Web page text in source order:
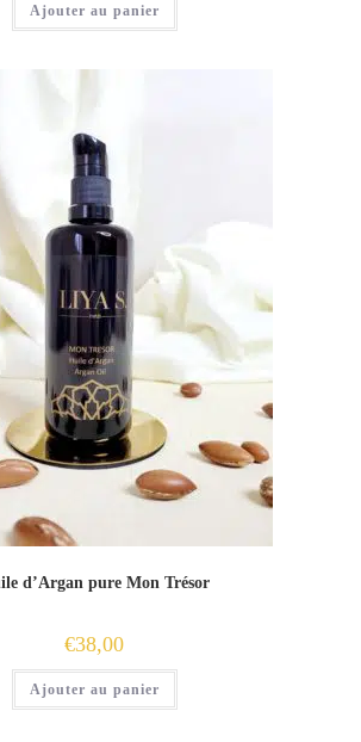
Ajouter au panier
d’Argan pure Mon Trésor
€38,00
Ajouter au panier